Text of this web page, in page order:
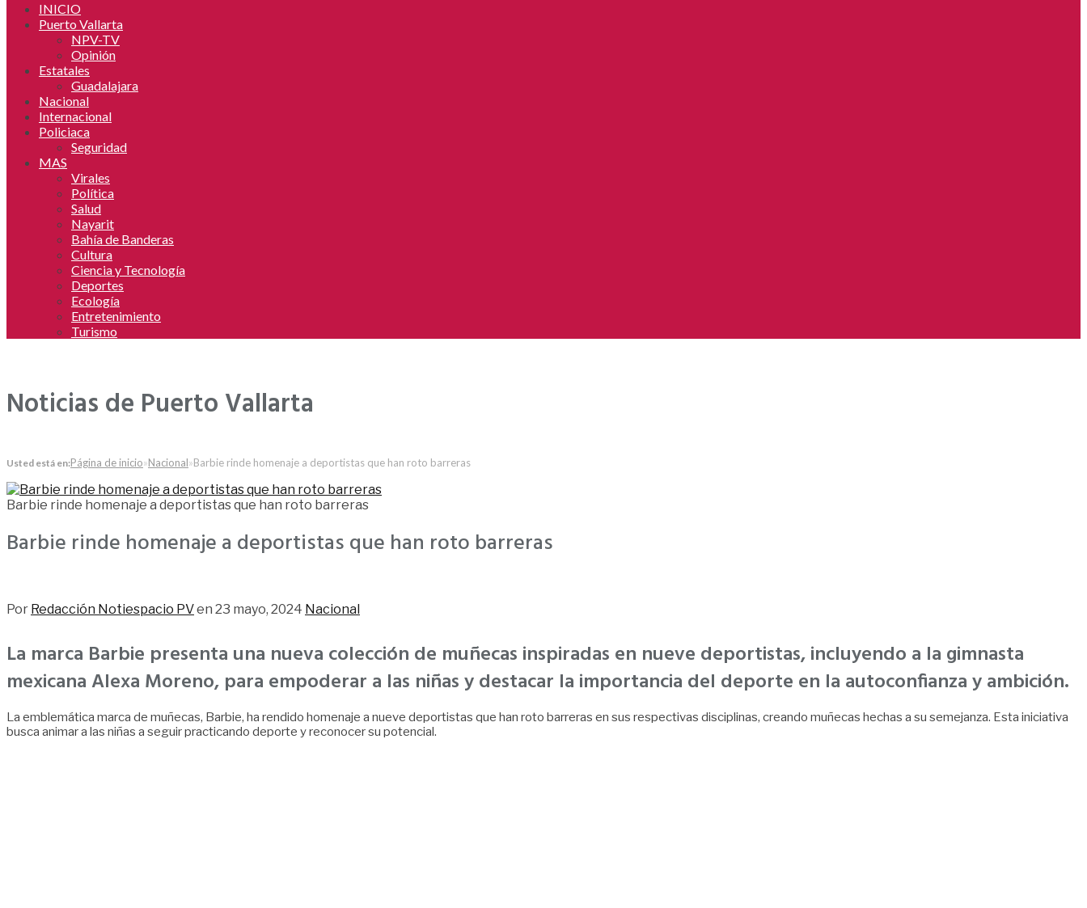
INICIO
Puerto Vallarta
NPV-TV
Opinión
Estatales
Guadalajara
Nacional
Internacional
Policiaca
Seguridad
MAS
Virales
Política
Salud
Nayarit
Bahía de Banderas
Cultura
Ciencia y Tecnología
Deportes
Ecología
Entretenimiento
Turismo
Noticias de Puerto Vallarta
Usted está en:Página de inicio»Nacional»Barbie rinde homenaje a deportistas que han roto barreras
Barbie rinde homenaje a deportistas que han roto barreras
Barbie rinde homenaje a deportistas que han roto barreras
Por Redacción Notiespacio PVen 23 mayo, 2024 Nacional
La marca Barbie presenta una nueva colección de muñecas inspiradas en nueve deportistas, incluyendo a la gimnasta
mexicana Alexa Moreno, para empoderar a las niñas y destacar la importancia del deporte en la autoconfianza y ambición.
La emblemática marca de muñecas, Barbie, ha rendido homenaje a nueve deportistas que han roto barreras en sus respectivas disciplinas, creando muñecas hechas a su semejanza. Esta iniciativa
busca animar a las niñas a seguir practicando deporte y reconocer su potencial.